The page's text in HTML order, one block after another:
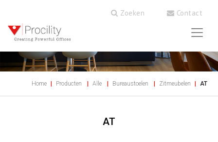
Zoeken Contact
Home Producten Alle Bureaustoelen Zitmeubelen AT
AT